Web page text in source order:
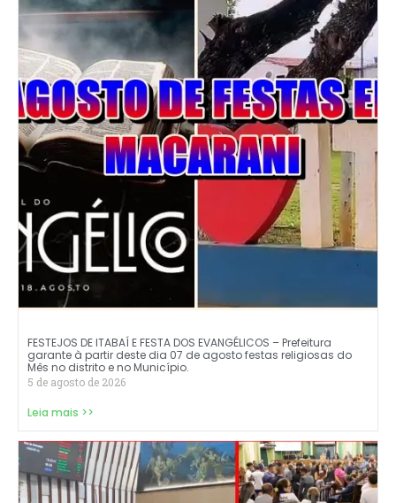
FESTEJOS DE ITABAÍ E FESTA DOS EVANGÉLICOS – Prefeitura
garante à partir deste dia 07 de agosto festas religiosas do
Mês no distrito e no Município.
5 de agosto de 2026
Leia mais >>